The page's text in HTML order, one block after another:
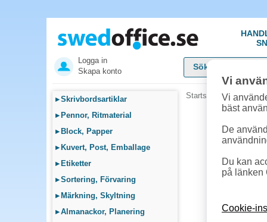
Logga in
Skapa konto
▸Skrivbordsartiklar
▸ Pennor, Ritmaterial
▸ Block, Papper
▸ Kuvert, Post, Emballage
▸ Etiketter
▸Sortering, Förvaring
▸ Märkning, Skyltning
▸Almanackor, Planering
Startsida »
Vi
Vi
bäst
De
Du kan
på länken
Cookie-